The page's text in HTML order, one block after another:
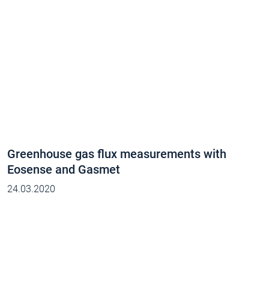
Greenhouse gas flux measurements with
Eosense and Gasmet
24.03.2020